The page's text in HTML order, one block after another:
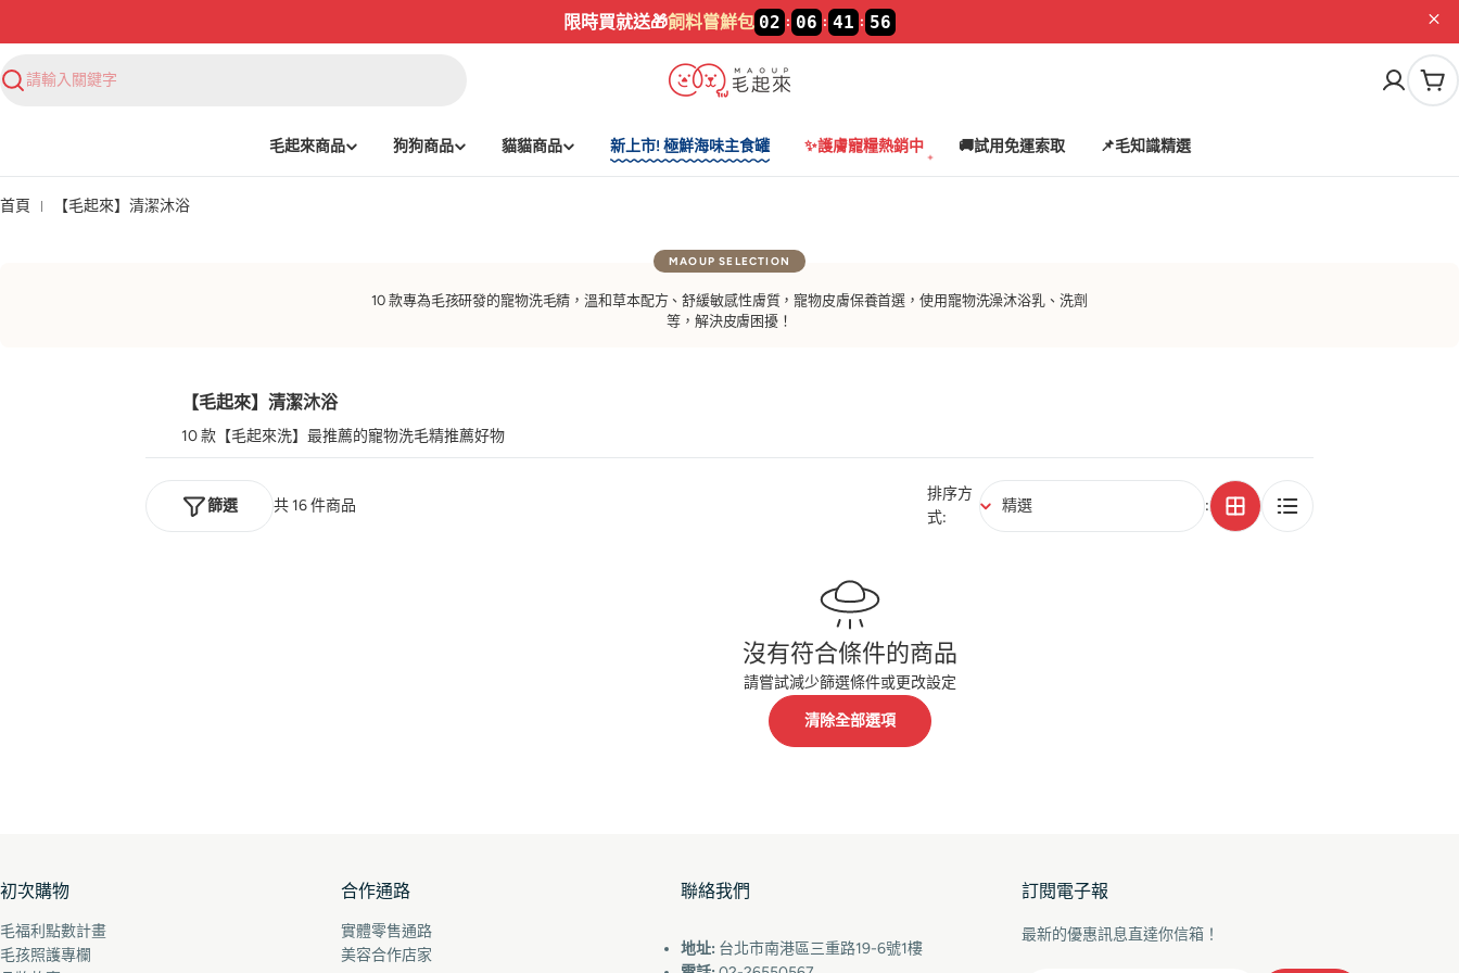
限時買就送🎁飼料嘗鮮包 02 : 06 : 41 : 56
搜
購
毛起來商品 狗狗商品 貓貓商品 新上市! 極鮮海味主食罐 ✨護膚寵糧熱銷中 🚚試用免運索取 📌毛知識精選
首頁 【毛起來】清潔沐浴
10 款專為毛孩研發的寵物洗毛精，溫和草本配方、舒緩敏感性膚質，寵物皮膚保養首選，使用寵物洗澡沐浴乳、洗劑
等，解決皮膚困擾！
【毛起來】清潔沐浴
10 款【毛起來洗】最推薦的寵物洗毛精推薦好物
共 16 件商品
篩選
排序方
式:
:
沒有符合條件的商品
請嘗試減少篩選條件或更改設定
清除全部選項
初次購物
毛福利點數計畫
毛孩照護專欄
合作通路
實體零售通路
美容合作店家
聯絡我們
地址: 台北市南港區三重路19-6號1樓
訂閱電子報
最新的優惠訊息直達你信箱！